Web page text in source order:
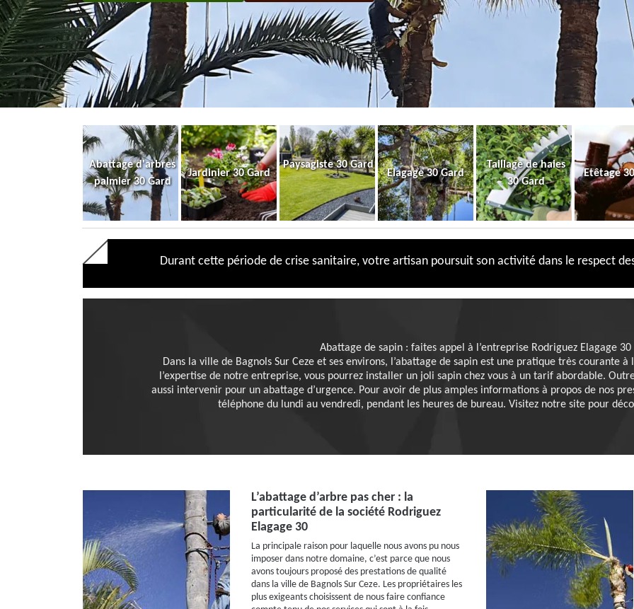
Abattage d'arbres
palmier 30 Gard
Jardinier 30 Gard
Paysagiste 30 Gard
Elagage 30 Gard
Taillage de haies
30 Gard
Etêtage
Durant cette période de crise sanitaire, votre artisan poursuit son activité dans le respect
Abattage de sapin : faites appel à l’entreprise Rodriguez Elagage 30
Dans la ville de Bagnols Sur Ceze et ses environs, l’abattage de sapin est une pratique très courante à
l’expertise de notre entreprise, vous pourrez installer un joli sapin chez vous à un tarif abordable.
aussi intervenir pour un abattage d’urgence. Pour avoir de plus amples informations à propos de nos
téléphone du lundi au vendredi, pendant les heures de bureau. Visitez notre site pour
L’abattage d’arbre pas cher : la
particularité de la société Rodriguez
Elagage 30
La principale raison pour laquelle nous avons pu nous
imposer dans notre domaine, c’est parce que nous
avons toujours proposé des prestations de qualité
dans la ville de Bagnols Sur Ceze. Les propriétaires les
plus exigeants choisissent de nous faire confiance